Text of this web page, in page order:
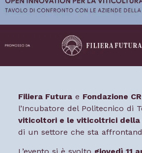
Filiera Futurae Fondazione
l’Incubatore del Politecnico di
viticoltori e le viticoltrici della
di un settore che sta